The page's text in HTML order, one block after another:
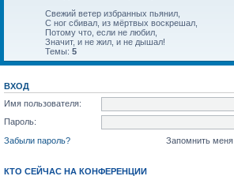
Свежий ветер избранных пьянил,
С ног сбивал, из мёртвых воскрешал,
Потому что, если не любил,
Значит, и не жил, и не дышал!
Темы: 5
ВХОД
Имя пользователя:
Пароль:
Забыли пароль?
Запомнить меня
КТО СЕЙЧАС НА КОНФЕРЕНЦИИ